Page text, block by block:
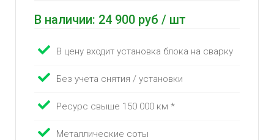
В наличии: 24 900 руб / шт
В цену входит установка блока на сварку
Без учета снятия / установки
Ресурс свыше 150 000 км *
Металлические соты